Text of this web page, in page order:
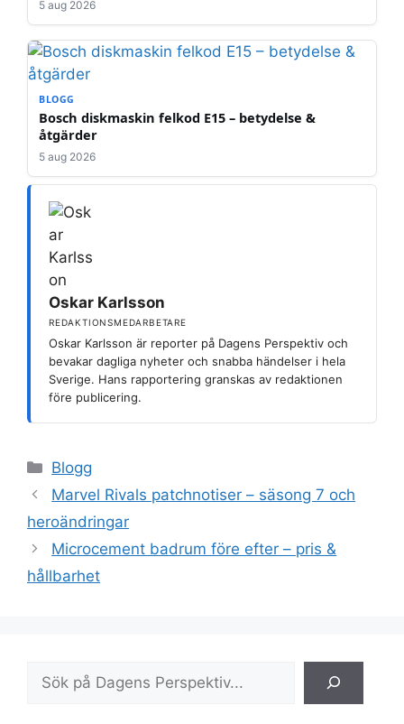
5 aug 2026
BLOGG
Bosch diskmaskin felkod E15 – betydelse &
åtgärder
5 aug 2026
Oskar Karlsson
REDAKTIONSMEDARBETARE
Oskar Karlsson är reporter på Dagens Perspektiv och
bevakar dagliga nyheter och snabba händelser i hela
Sverige. Hans rapportering granskas av redaktionen
före publicering.
Kategorier
Blogg
Marvel Rivals patchnotiser – säsong 7 och
heroändringar
Microcement badrum före efter – pris &
hållbarhet